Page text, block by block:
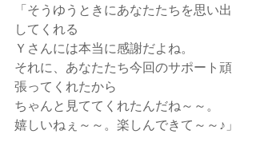
「そうゆうときにあなたたちを思い出
してくれる
Ｙさんには本当に感謝だよね。
それに、あなたたち今回のサポート頑
張ってくれたから
ちゃんと見ててくれたんだね～～。
嬉しいねぇ～～。楽しんできて～～♪」